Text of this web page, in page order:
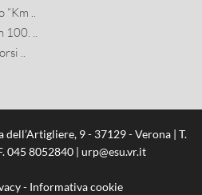
..
..
..
dell’Artigliere, 9 - 37129 - Verona | T.
045 8052840 | urp@esu.vr.it
- Informativa cookie